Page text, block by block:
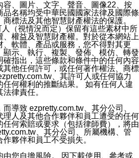
容、圖片、文字、聲音、圖像22、按
名稱均受中華民國國家法律及國際條
標法及其他智慧財產權法的保護。
（視情況而定）保留有這些素材中所
權益及智慧財產權。對於從本網站上
、軟體、產品或服務，您不得對其更
示、執行、複製、發佈、模仿、轉發
指出，這些條款和條件中的任何內容
其他任何許可，或任何著作權法、商標
、其許可人或任何協力
任何權利的推斷結果。 如有任何人違
律責任。
導致 ezpretty.com.tw、其分公司、
理人及其他合作夥伴和員工遭受的任何
何索賠或要求（包括律師費），將由
、其分公司、所屬機構、管
夥伴和員工不受損失。
由您自擔風險。 因下載使用、參考或